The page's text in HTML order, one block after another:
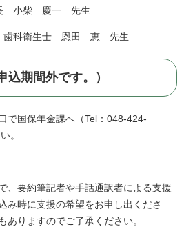
小柴 慶一 先生
科衛生士 恩田 恵 先生
込期間外です。）
で国保年金課へ（Tel：048-424-
。
要約筆記者や手話通訳者による支援
み時に支援の希望をお申し出くださ
ありますのでご了承ください。